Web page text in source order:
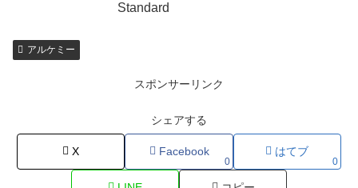
Standard
アルケミー
スポンサーリンク
シェアする
X Facebook
0
はてブ
0